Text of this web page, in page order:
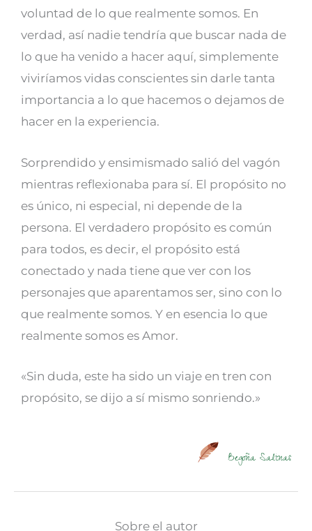
voluntad de lo que realmente somos. En
verdad, así nadie tendría que buscar nada de
lo que ha venido a hacer aquí, simplemente
viviríamos vidas conscientes sin darle tanta
importancia a lo que hacemos o dejamos de
hacer en la experiencia.
Sorprendido y ensimismado salió del vagón
mientras reflexionaba para sí. El propósito no
es único, ni especial, ni depende de la
persona. El verdadero propósito es común
para todos, es decir, el propósito está
conectado y nada tiene que ver con los
personajes que aparentamos ser, sino con lo
que realmente somos. Y en esencia lo que
realmente somos es Amor.
«Sin duda, este ha sido un viaje en tren con
propósito, se dijo a sí mismo sonriendo.»
Begoña Salinas
Sobre el autor